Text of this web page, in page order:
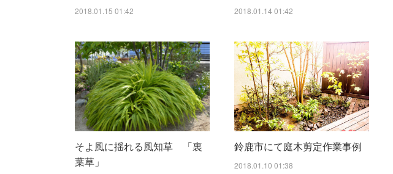
2018.01.15 01:42 2018.01.14 01:42
そよ風に揺れる風知草 「裏
葉草」
鈴鹿市にて庭木剪定作業事例
2018.01.10 01:38